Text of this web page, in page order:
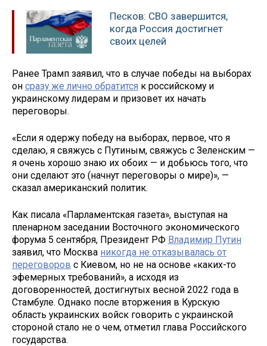
Песков: СВО завершится,
когда Россия достигнет
своих целей
Ранее Трамп заявил, что в случае победы на выборах
он сразу же лично обратится к российскому и
украинскому лидерам и призовет их начать
переговоры.
«Если я одержу победу на выборах, первое, что я
сделаю, я свяжусь с Путиным, свяжусь с Зеленским —
я очень хорошо знаю их обоих — и добьюсь того, что
они сделают это (начнут переговоры о мире)», —
сказал американский политик.
Как писала «Парламентская газета», выступая на
пленарном заседании Восточного экономического
форума 5 сентября, Президент РФ Владимир Путин
заявил, что Москва никогда не отказывалась от
переговоров с Киевом, но не на основе «каких-то
эфемерных требований», а исходя из
договоренностей, достигнутых весной 2022 года в
Стамбуле. Однако после вторжения в Курскую
область украинских войск говорить с украинской
стороной стало не о чем, отметил глава Российского
государства.